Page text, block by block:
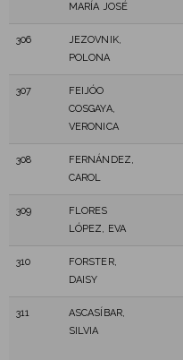
MARÍA JOSÉ
306
JEZOVNIK,
POLONA
307
FEIJÓO
COSGAYA,
VERONICA
308
FERNÁNDEZ,
CAROL
309
FLORES
LÓPEZ, EVA
310
FORSTER,
DAISY
311
ASCASÍBAR,
SILVIA